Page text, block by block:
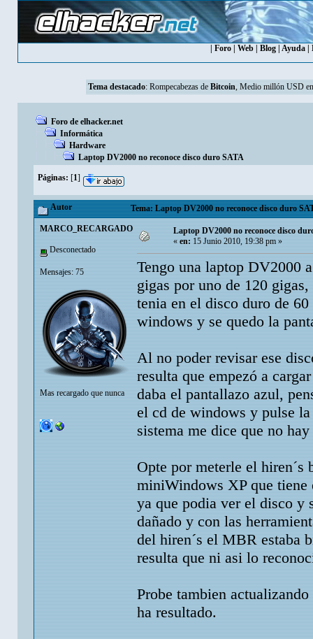
Foro Web Blog Ayuda
Tema destacado: Rompecabezas de Bitcoin, Medio millón USD
Foro de elhacker.net
Informática
Hardware
Laptop DV2000 no reconoce disco duro SATA
Páginas: [1]
Autor Tema: Laptop DV2000 no reconoce disco duro
MARCO_RECARGADO
Desconectado
Mensajes: 75
Mas recargado que nunca
Laptop DV2000 no reconoce disco
«en:15 Junio 2010, 19:38 pm »
Tengo una laptop DV2000
gigas por uno de 120
tenia en el disco duro de
windows y se quedo la
Al no poder revisar ese
resulta que empezó a
daba el pantallazo azul,
el cd de windows y pulse
sistema me dice que no
Opte por meterle el
miniWindows XP que tiene
ya que podia ver el disco y
dañado y con las
del hiren´s el MBR estaba
resulta que ni asi lo
Probe tambien
ha resultado.